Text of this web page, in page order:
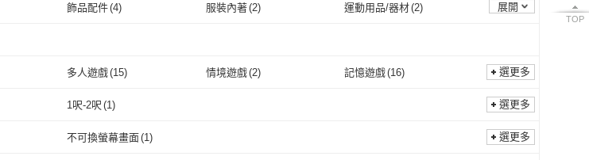
TOP
飾品配件(4) 服裝內著(2) 運動用品/器材(2) 展開
多人遊戲(15) 情境遊戲(2) 記憶遊戲(16)
家庭遊戲(20
彩繪窗貼(2)
多人遊戲
家庭遊戲(20
取消 選更多
1呎-2呎 (1)
1呎-2呎(1)
選更多
不可換螢幕畫面(1)
取消 選更多